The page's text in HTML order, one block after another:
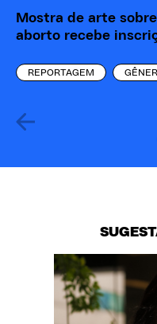
Mostra de arte
aborto recebe
REPORTAGEM